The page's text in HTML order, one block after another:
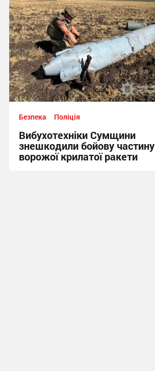
Безпека Поліція
Вибухотехніки Сумщини
знешкодили бойову частину
ворожої крилатої ракети